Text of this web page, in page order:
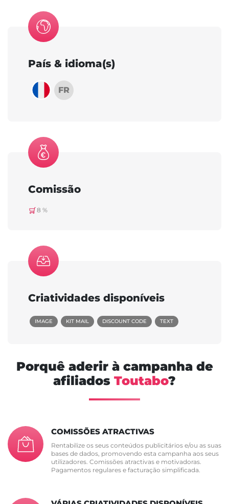
País & idioma(s)
FR
Comissão
8 %
Criatividades disponíveis
IMAGE KIT MAIL DISCOUNT CODE TEXT
Porquê aderir à campanha de
afiliados Toutabo?
COMISSÕES ATRACTIVAS
Rentabilize os seus conteúdos publicitários e/ou as suas
bases de dados, promovendo esta campanha aos seus
utilizadores. Comissões atractivas e motivadoras.
Pagamentos regulares e facturação simplificada.